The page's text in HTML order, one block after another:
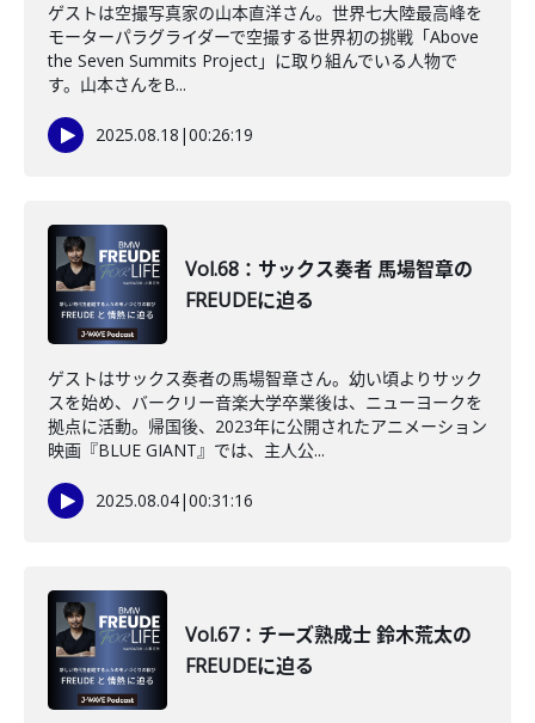
ゲストは空撮写真家の山本直洋さん。世界七大陸最高峰を
モーターパラグライダーで空撮する世界初の挑戦「Above
the Seven Summits Project」に取り組んでいる人物で
す。山本さんをB...
2025.08.18 |00:26:19
Vol.68：サックス奏者 馬場智章の
FREUDEに迫る
ゲストはサックス奏者の馬場智章さん。幼い頃よりサック
スを始め、バークリー音楽大学卒業後は、ニューヨークを
拠点に活動。帰国後、2023年に公開されたアニメーション
映画『BLUE GIANT』では、主人公...
2025.08.04|00:31:16
Vol.67：チーズ熟成士 鈴木荒太の
FREUDEに迫る